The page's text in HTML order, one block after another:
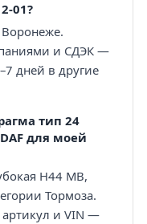
01?
Воронеже.
и СДЭК —
дней в другие
тип 24
для моей
H44 MB,
Тормоза.
артикул и VIN —